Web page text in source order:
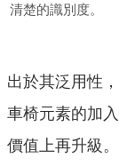
清楚的識別度。
出於其泛用性
車椅元素的加
價值上再升級